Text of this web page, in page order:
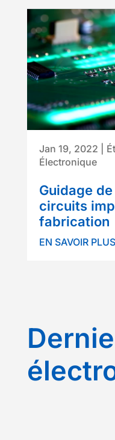
Guidage
circuits
fabrication
Jan 19, 2022
Électronique
EN SAVOIR PLUS